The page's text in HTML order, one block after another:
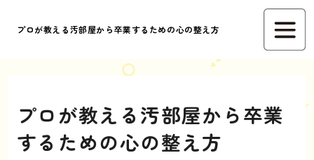
プロが教える汚部屋から卒業するための心の整え方
プロが教える汚部屋から卒業
するための心の整え方